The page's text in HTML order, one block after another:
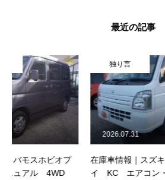
会社案内
ご挨拶
会社概要
クロちゃんの独り言
最近の記事
独り言
在庫車情報｜スズキ キャリ
イ KC エアコン・パワステ
2026.07.31
在庫
ト F